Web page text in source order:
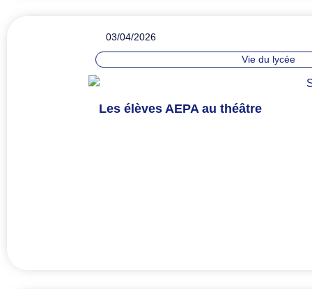
03/04/2026
Vie du lycée
Les élèves AEPA au théâtre